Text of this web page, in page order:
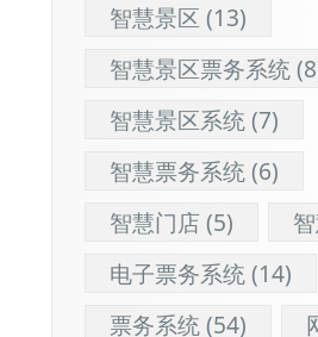
智慧景区 (13)
智慧景区票务系统
智慧景区系统(7)
智慧票务系统(6)
智慧门店(5)
电子票务系统(14)
票务系统(54)